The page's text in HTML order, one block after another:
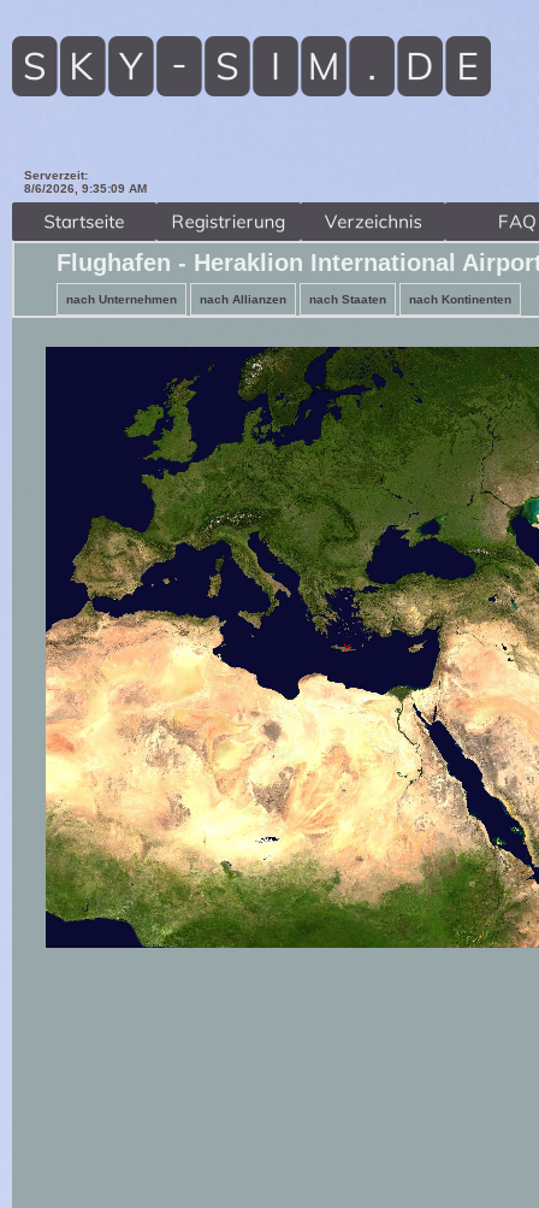
Serverzeit:
8/6/2026, 9:35:10 AM
Flughafen - Heraklion International
nach Unternehmen nach Allianzen nach Staaten nach Kontinenten